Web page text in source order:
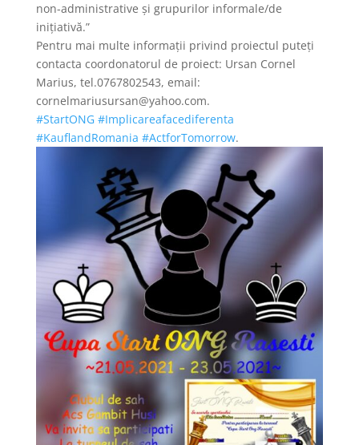
non-administrative și grupurilor informale/de
inițiativă.”
Pentru mai multe informaţii privind proiectul puteți
contacta coordonatorul de proiect: Ursan Cornel
Marius, tel.0767802543, email:
cornelmariusursan@yahoo.com.
#StartONG #Implicareafacediferenta
#KauflandRomania #ActforTomorrow.